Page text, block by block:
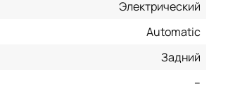
Электрический
Automatic
Задний
--